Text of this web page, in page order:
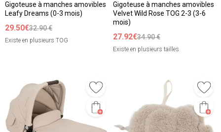
Gigoteuse à manches amovibles
Leafy Dreams (0-3 mois)
29.50€32.90 €
Existe en plusieurs TOG
Gigoteuse à manches amovibles
Velvet Wild Rose TOG 2-3 (3-6
mois)
27.92€34.90 €
Existe en plusieurs tailles